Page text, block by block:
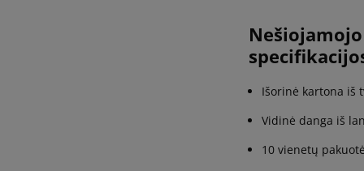
Išorinė kartona iš
Vidinė danga iš
10 vienetų